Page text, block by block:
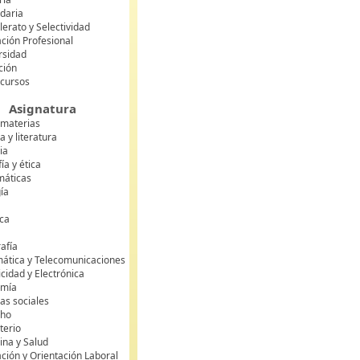
y Selectividad
Profesional
Asignatura
y literatura
y ética
y Telecomunicaciones
y Electrónica
sociales
y Salud
y Orientación Laboral